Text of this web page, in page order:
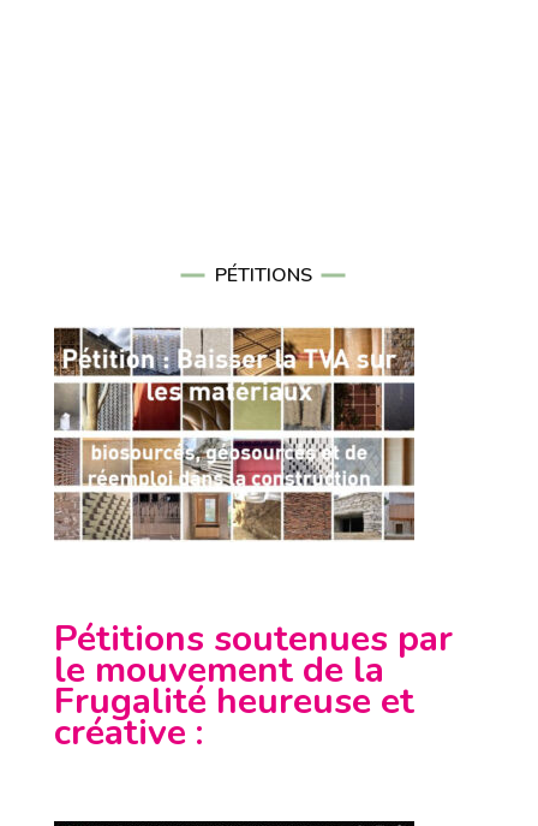
PÉTITIONS
Pétitions soutenues par
le mouvement de la
Frugalité heureuse et
créative :